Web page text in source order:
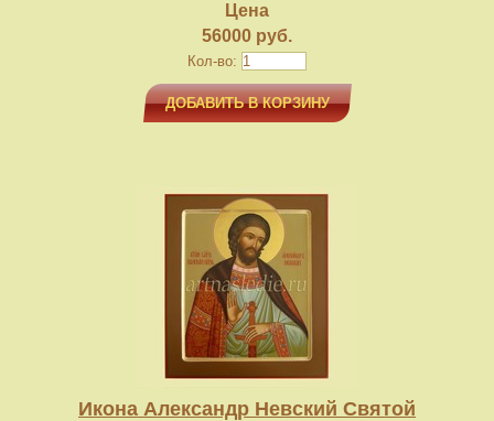
Цена
56000 руб.
Кол-во:
ДОБАВИТЬ В КОРЗИНУ
Икона Александр Невский Святой